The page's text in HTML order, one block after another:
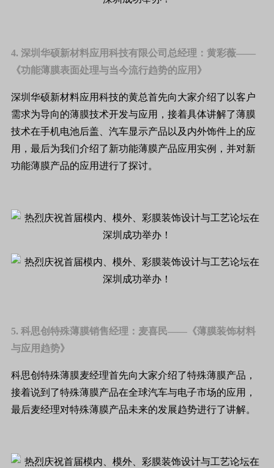
4. 深圳华硕新材料应用科技有限公司总经理：黄彩薇——
《功能薄膜表面处理与当今流行趋势的应用》
深圳华硕新材料应用科技的黄总首先向大家介绍了以客户
需求为导向的薄膜技术开发与应用，接着具体讲解了薄膜
技术在手机电池后盖、汽车显示产品以及内外饰件上的应
用，最后为我们介绍了新功能薄膜产品应用实例，并对新
功能薄膜产品的应用进行了探讨。
5. 科思创特殊薄膜销售经理：麦喜民——《薄膜装饰材料
与应用趋势》
科思创特殊薄膜麦经理首先向大家介绍了特殊薄膜产品，
接着说到了特殊薄膜产品在全球汽车与电子市场的应用，
最后麦经理对特殊薄膜产品未来的发展趋势进行了讲解。